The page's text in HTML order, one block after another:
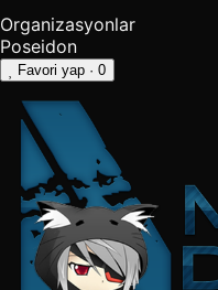
Organizasyonlar
Poseidon
Favori yap · 0